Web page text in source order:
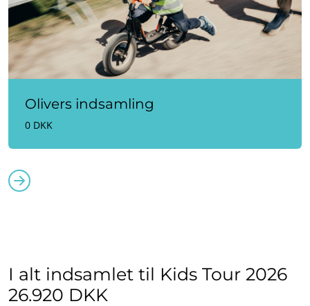
Olivers indsamling
0 DKK
I alt indsamlet til Kids Tour 2026
26.920 DKK